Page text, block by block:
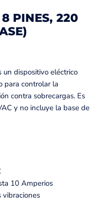
8 PINES, 220
un dispositivo eléctrico
para controlar la
contra sobrecargas. Es
y no incluye la base de
10 Amperios
vibraciones